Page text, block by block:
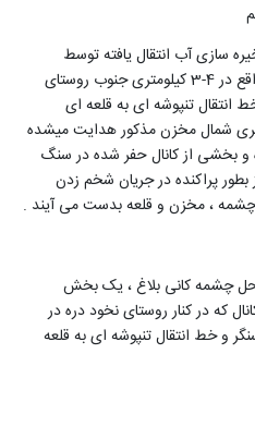
سازی آب انتقال یافته توسط
تنپوشه و کانال از چشمه کانی بلاغ واقع در 4-3 کیلومتری جنوب روستای
تنپوشه ای به قلعه ای
قورخان در 5 کیلومتری شمال مخزن مذکور هدایت میشده
بخشی از کانال حفر شده در سنگ
پراکنده در جریان شخم زدن
، مخزن و قلعه بدست می آیند .
چشمه کانی بلاغ ، یک بخش
که در کنار روستای نخود دره در
و خط انتقال تنپوشه ای به قلعه